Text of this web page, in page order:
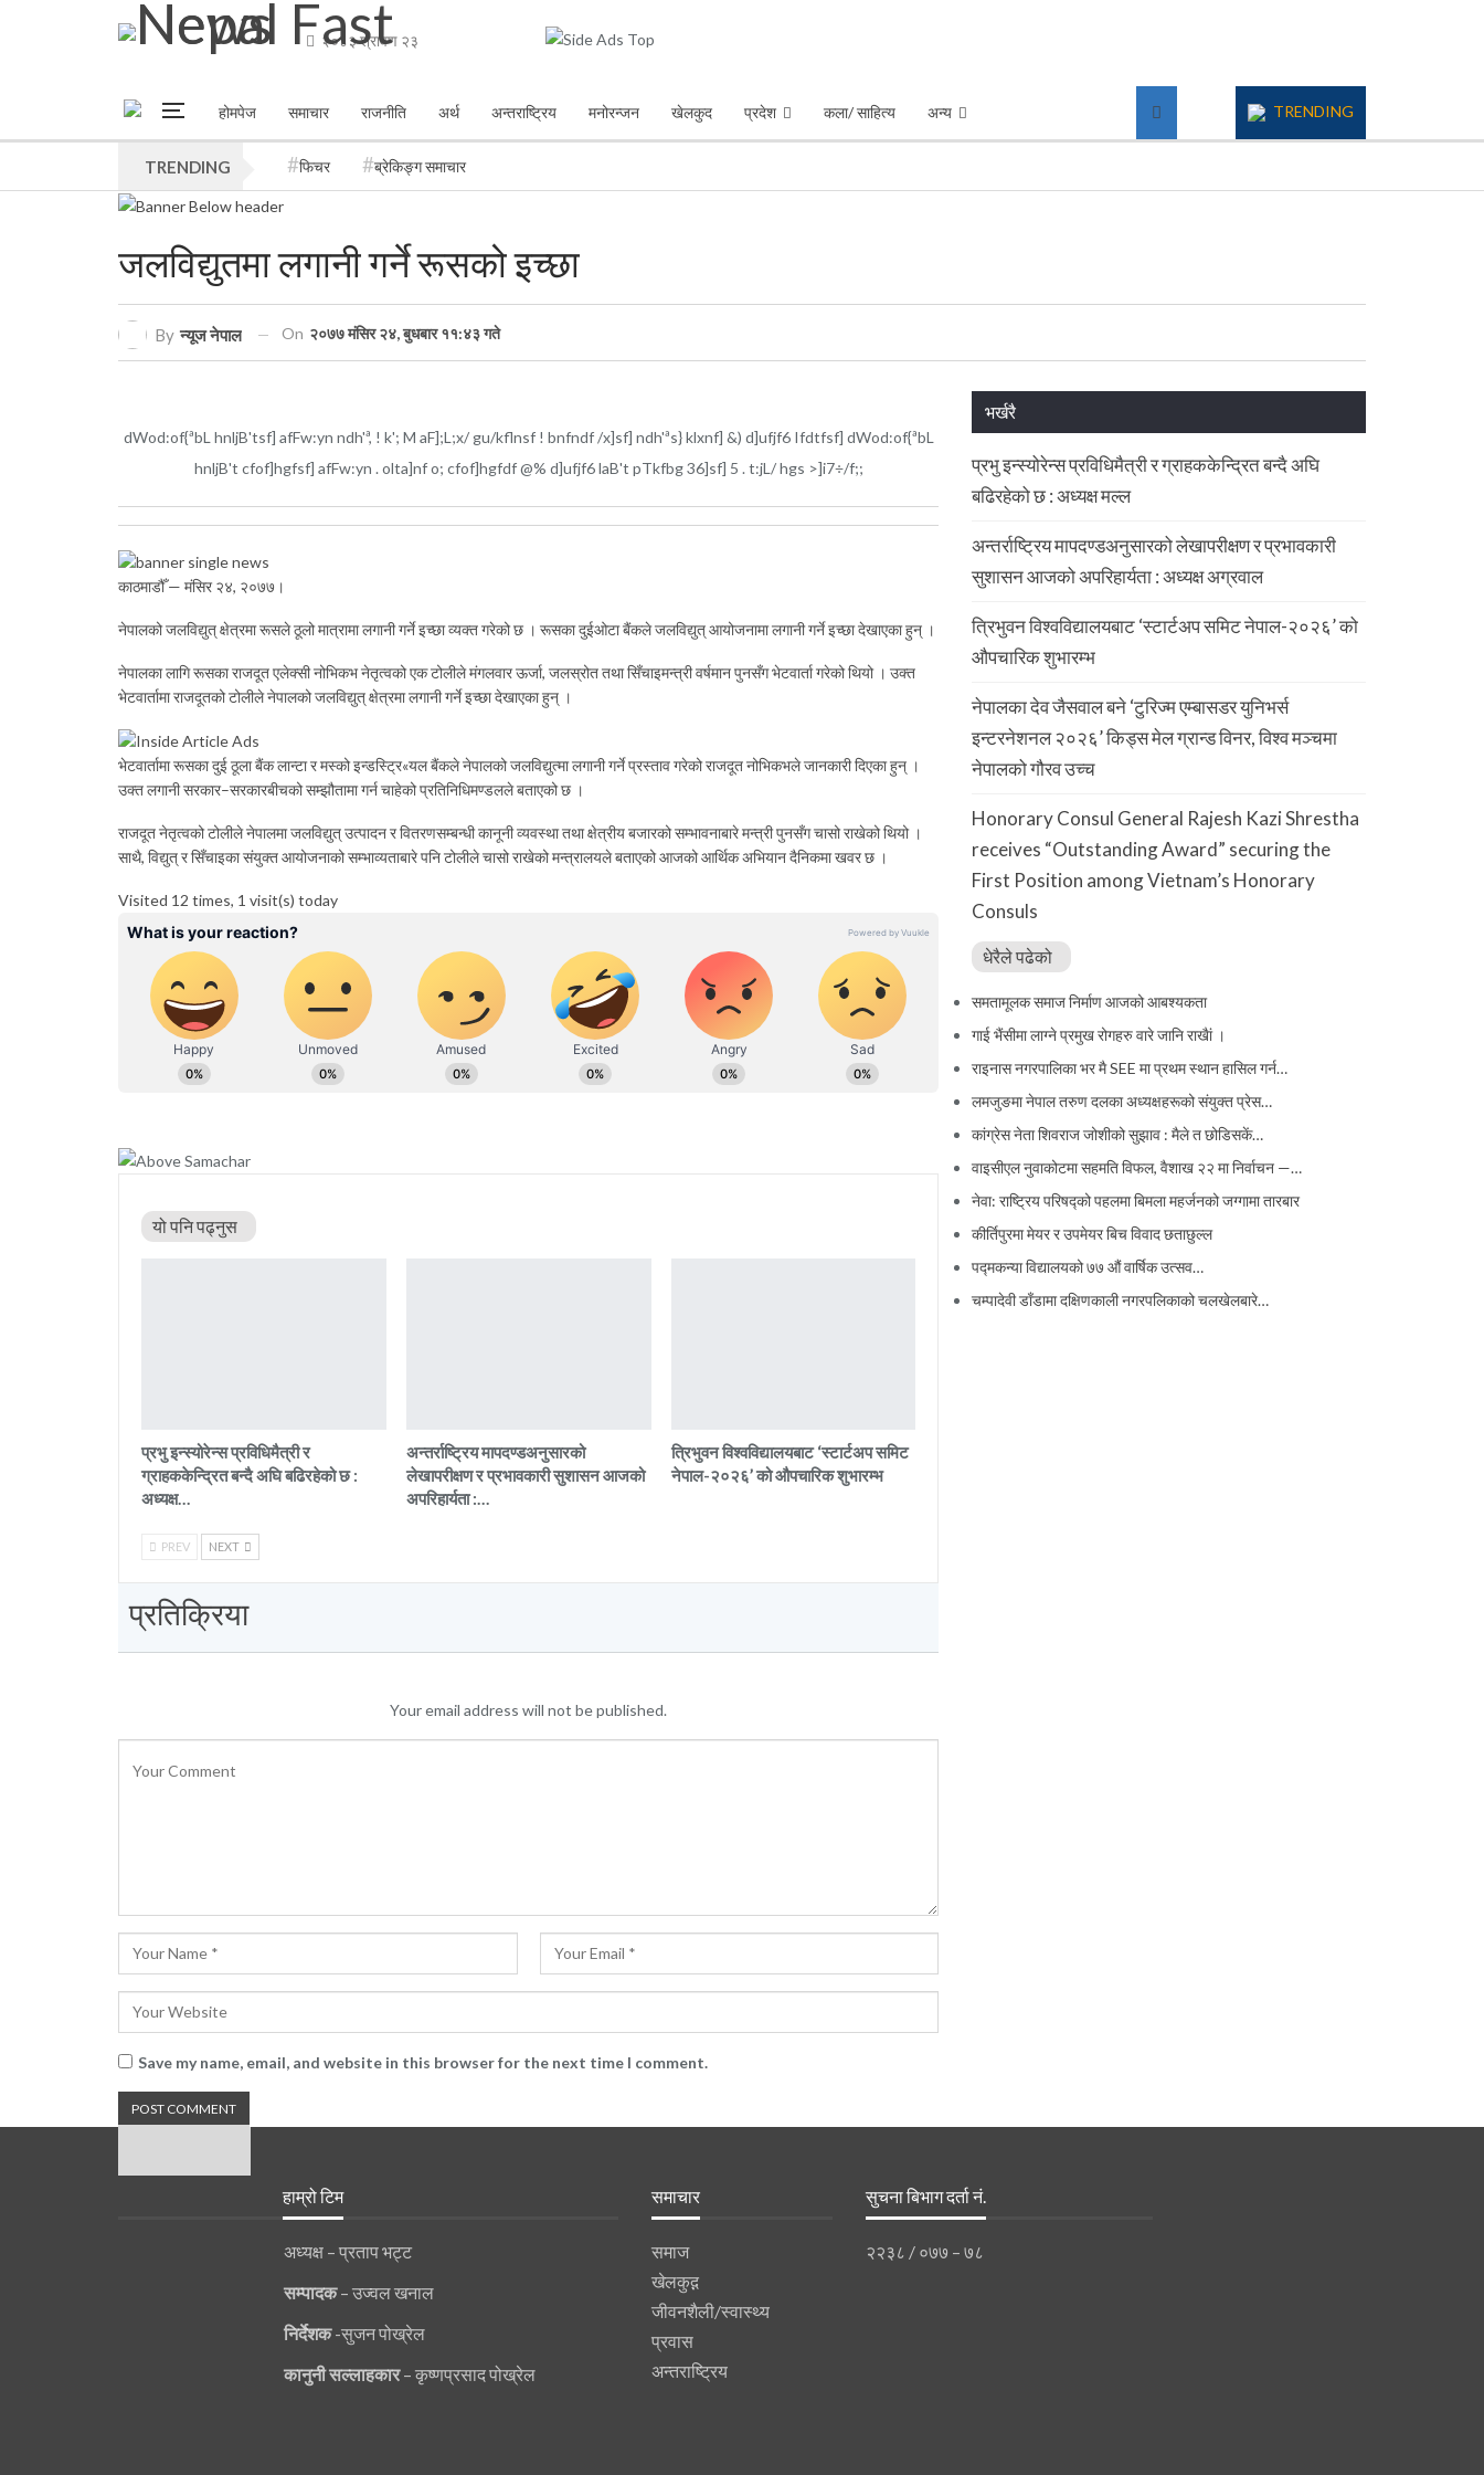
२०८३ श्रावण २३
होमपेज समाचार राजनीति अर्थ अन्तराष्ट्रिय मनोरन्जन खेलकुद प्रदेश कला/ साहित्य अन्य TRENDING
TRENDING फिचर ब्रेकिङ्ग समाचार
जलविद्युतमा लगानी गर्ने रूसको इच्छा
By न्यूज नेपाल On २०७७ मंसिर २४, बुधबार ११:४३ गते
dWod:of{ªbL hnljB'tsf] afFw:yn ndh'ª, ! k'; M aF];L;x/ gu/kflnsf ! bnfndf /x]sf] ndh'ªs} klxnf] &) d]ufjf6 Ifdtfsf] dWod:of{ªbL
hnljB't cfof]hgfsf] afFw:yn . olta]nf o; cfof]hgfdf @% d]ufjf6 laB't pTkfbg 36]sf] 5 . t:jL/ hgs >]i7÷/f;;
काठमाडौँ — मंसिर २४, २०७७।
नेपालको जलविद्युत् क्षेत्रमा रूसले ठूलो मात्रामा लगानी गर्ने इच्छा व्यक्त गरेको छ । रूसका दुईओटा बैंकले जलविद्युत् आयोजनामा लगानी गर्ने इच्छा देखाएका हुन् ।
नेपालका लागि रूसका राजदूत एलेक्सी नोभिकभ नेतृत्वको एक टोलीले मंगलवार ऊर्जा, जलस्रोत तथा सिँचाइमन्त्री वर्षमान पुनसँग भेटवार्ता गरेको थियो । उक्त
भेटवार्तामा राजदूतको टोलीले नेपालको जलविद्युत् क्षेत्रमा लगानी गर्ने इच्छा देखाएका हुन् ।
भेटवार्तामा रूसका दुई ठूला बैंक लान्टा र मस्को इन्डस्ट्रि«यल बैंकले नेपालको जलविद्युत्मा लगानी गर्ने प्रस्ताव गरेको राजदूत नोभिकभले जानकारी दिएका हुन् ।
उक्त लगानी सरकार–सरकारबीचको सम्झौतामा गर्न चाहेको प्रतिनिधिमण्डलले बताएको छ ।
राजदूत नेतृत्वको टोलीले नेपालमा जलविद्युत् उत्पादन र वितरणसम्बन्धी कानूनी व्यवस्था तथा क्षेत्रीय बजारको सम्भावनाबारे मन्त्री पुनसँग चासो राखेको थियो ।
साथै, विद्युत् र सिँचाइका संयुक्त आयोजनाको सम्भाव्यताबारे पनि टोलीले चासो राखेको मन्त्रालयले बताएको आजको आर्थिक अभियान दैनिकमा खवर छ ।
Visited 12 times, 1 visit(s) today
यो पनि पढ्नुस
प्रभु इन्स्योरेन्स प्रविधिमैत्री र
ग्राहककेन्द्रित बन्दै अघि बढिरहेको छ :
अध्यक्ष…
अन्तर्राष्ट्रिय मापदण्डअनुसारको
लेखापरीक्षण र प्रभावकारी सुशासन आजको
अपरिहार्यता :…
त्रिभुवन विश्वविद्यालयबाट ‘स्टार्टअप समिट
नेपाल-२०२६’ को औपचारिक शुभारम्भ
PREV NEXT
प्रतिक्रिया
Your email address will not be published.
Save my name, email, and website in this browser for the next time I comment.
भर्खरै
प्रभु इन्स्योरेन्स प्रविधिमैत्री र ग्राहककेन्द्रित बन्दै अघि
बढिरहेको छ : अध्यक्ष मल्ल
अन्तर्राष्ट्रिय मापदण्डअनुसारको लेखापरीक्षण र प्रभावकारी
सुशासन आजको अपरिहार्यता : अध्यक्ष अग्रवाल
त्रिभुवन विश्वविद्यालयबाट ‘स्टार्टअप समिट नेपाल-२०२६’ को
औपचारिक शुभारम्भ
नेपालका देव जैसवाल बने ‘टुरिज्म एम्बासडर युनिभर्स
इन्टरनेशनल २०२६’ किड्स मेल ग्रान्ड विनर, विश्व मञ्चमा
नेपालको गौरव उच्च
Honorary Consul General Rajesh Kazi Shrestha
receives “Outstanding Award” securing the
First Position among Vietnam’s Honorary
Consuls
धेरैले पढेको
समतामूलक समाज निर्माण आजको आबश्यकता
गाई भैंसीमा लाग्ने प्रमुख रोगहरु वारे जानि राखैां ।
राइनास नगरपालिका भर मै SEE मा प्रथम स्थान हासिल गर्न…
लमजुङमा नेपाल तरुण दलका अध्यक्षहरूको संयुक्त प्रेस…
कांग्रेस नेता शिवराज जोशीको सुझाव : मैले त छोडिसकें…
वाइसीएल नुवाकोटमा सहमति विफल, वैशाख २२ मा निर्वाचन —…
नेवा: राष्ट्रिय परिषद्को पहलमा बिमला महर्जनको जग्गामा तारबार
कीर्तिपुरमा मेयर र उपमेयर बिच विवाद छताछुल्ल
पद्मकन्या विद्यालयको ७७ औं ‌‌वार्षिक ‌उत्सव…
चम्पादेवी डाँडामा दक्षिणकाली नगरपलिकाको चलखेलबारे…
हाम्रो टिम
अध्यक्ष – प्रताप भट्ट
सम्पादक– उज्वल खनाल
निर्देशक-सुजन पोख्रेल
कानुनीसल्लाहकार– कृष्णप्रसाद पोख्रेल
समाचार
समाज
खेलकुद़़
जीवनशैली/स्वास्थ्य
प्रवास
अन्तराष्ट्रिय
सुचना बिभाग दर्ता नं.
२२३८ / ०७७ – ७८